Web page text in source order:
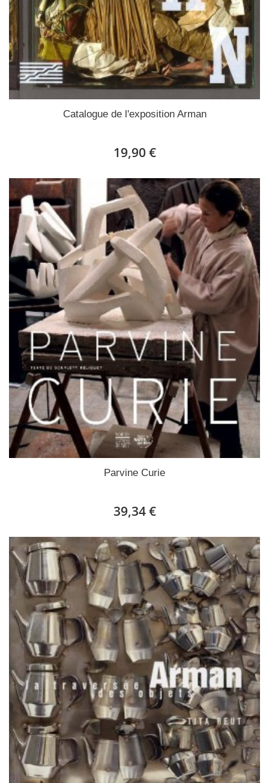
Catalogue de l'exposition Arman
19,90 €
Parvine Curie
39,34 €